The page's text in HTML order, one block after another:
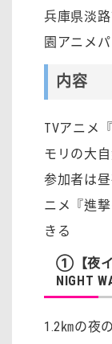
兵庫県淡
園アニメ
内容
TVアニメ
モリの大
参加者は
ニメ『進
きる
①【夜イ
NIGHT
1.2㎞の夜